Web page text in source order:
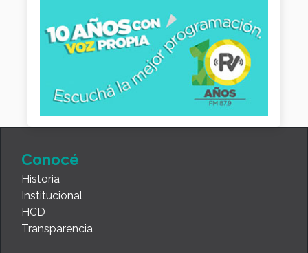
Conocé
Historia
Institucional
HCD
Transparencia